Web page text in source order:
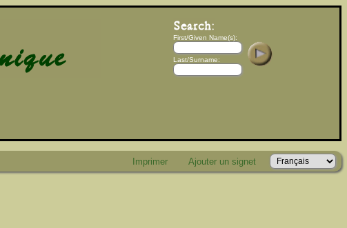
First/Given Name(s):
Last/Surname:
Imprimer Ajouter un signet